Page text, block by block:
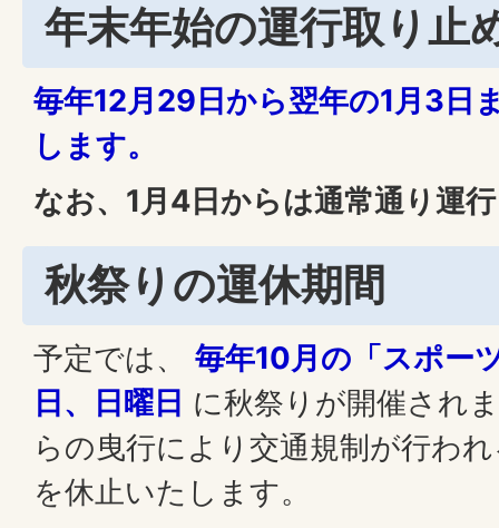
年末年始の運行取り止
毎年12月29日から翌年の1月3日
します。
なお、1月4日からは通常通り運
秋祭りの運休期間
予定では、 毎年10月の「スポー
日、日曜日 に秋祭りが開催され
らの曳行により交通規制が行わ
を休止いたします。